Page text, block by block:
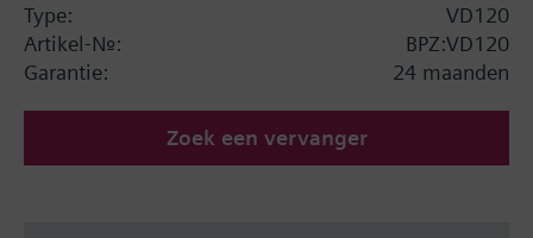
Type:
VD120
Artikel-Nr.:
BPZ:VD120
Garantie:
24 maanden
Zoek een vervanger